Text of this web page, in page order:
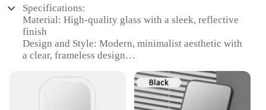
Specifications:
Material: High-quality glass with a sleek, reflective
finish
Design and Style: Modern, minimalist aesthetic with
a clear, frameless design
grooming, and personal care routines
Shape or Size: Compact and lightweight, suitable
for desktops and vanity areas